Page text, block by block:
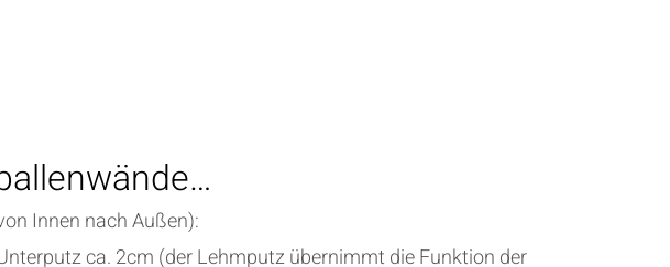
Innen nach Außen):
ca. 2cm (der Lehmputz übernimmt die Funktion der